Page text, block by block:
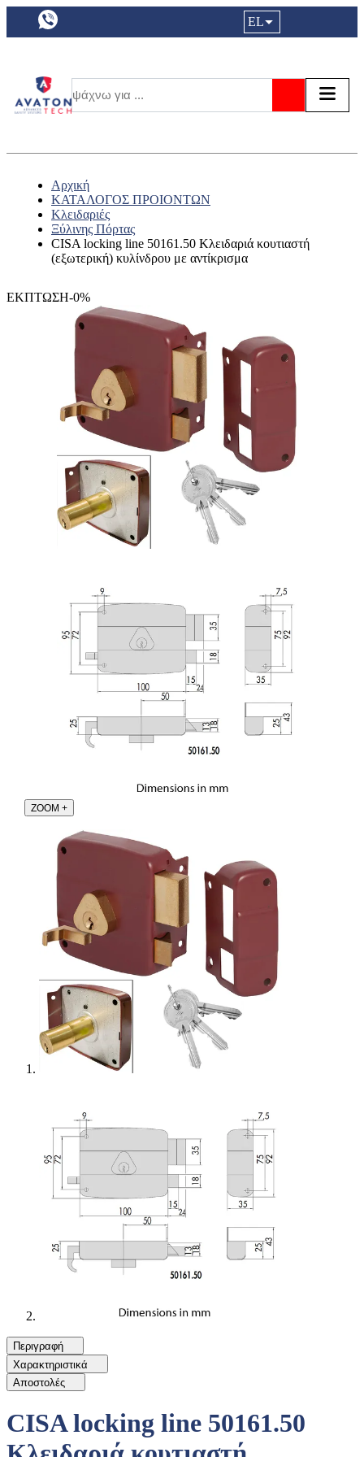
a11y.languageSelection:
EL
Αρχική
ΚΑΤΑΛΟΓΟΣ ΠΡΟΙΟΝΤΩΝ
Κλειδαριές
Ξύλινης Πόρτας
CISA locking line 50161.50 Κλειδαριά κουτιαστή
(εξωτερική) κυλίνδρου με αντίκρισμα
ΕΚΠΤΩΣΗ-0%
ZOOM +
Περιγραφή
Χαρακτηριστικά
Αποστολές
CISA locking line 50161.50